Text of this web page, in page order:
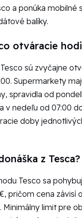
a ponúka mobilné
balíky.
otváracie
sú zvyčajne
Supermarkety
spravidla od
v nedeľu od 07:00
doby
z Tesca?
Tesco sa
pričom cena závisí
Minimálny limit pre